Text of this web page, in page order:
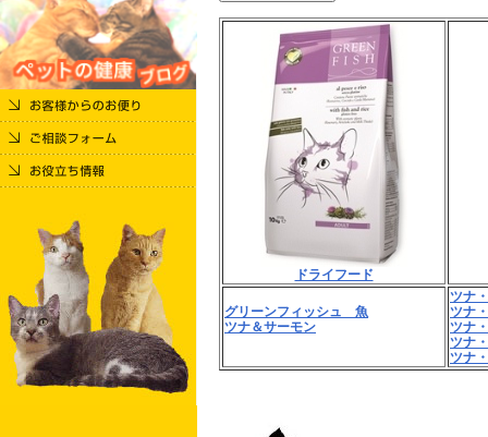
ドライフード
グリーンフィッシュ 魚
ツナ＆サーモン
ツナ
ツナ
ツナ
ツナ
ツナ